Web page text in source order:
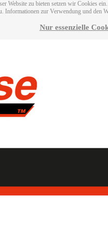
Website zu bieten setzen wir Cookies
Informationen zur Verwendung und den
Nur essenzielle